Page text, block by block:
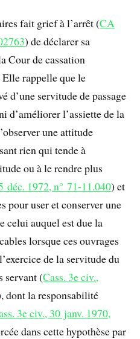
fait grief à l’arrêt (CA
) de déclarer sa
Cour de cassation
rappelle que le
d’une servitude de passage
d’améliorer l’assiette de la
une attitude
rien qui tende à
ou à le rendre plus
déc. 1972, n° 71-11.040) et
pour user et conserver une
celui auquel est due la
lorsque ces ouvrages
de la servitude du
servant (Cass. 3e civ.,
dont la responsabilité
3e civ., 30 janv. 1970,
dans cette hypothèse par